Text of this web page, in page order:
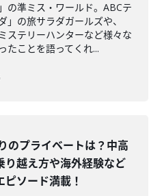
の準ミス・ワールド。ABCテ
」の旅サラダガールズや、
ステリーハンターなど様々な
たことを語ってくれ...
のプライベートは？中高
り越え方や海外経験など
ピソード満載！